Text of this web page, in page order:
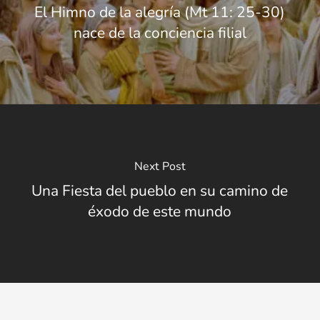
El Himno de la alegría (Mt 11: 25-30)
nace de la conciencia filial
Next Post
Una Fiesta del pueblo en su camino de
éxodo de este mundo